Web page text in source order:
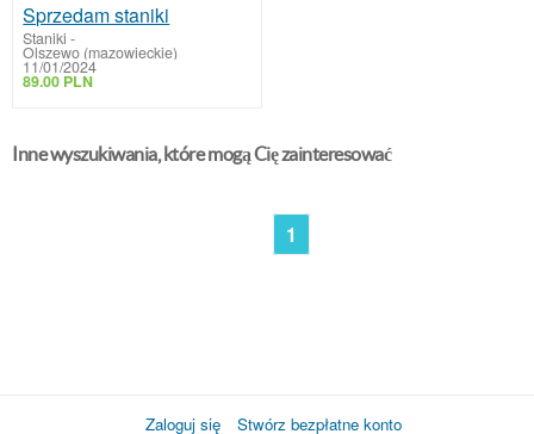
Sprzedam staniki
Staniki -
Olszewo (mazowieckie)
11/01/2024
89.00 PLN
Inne wyszukiwania, które mogą Cię zainteresować
1
Zaloguj się Stwórz bezpłatne konto